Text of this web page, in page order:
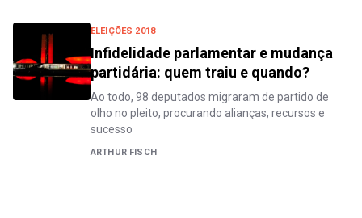
ELEIÇÕES 2018
Infidelidade parlamentar e mudança
partidária: quem traiu e quando?
Ao todo, 98 deputados migraram de partido de
olho no pleito, procurando alianças, recursos e
sucesso
ARTHUR FISCH